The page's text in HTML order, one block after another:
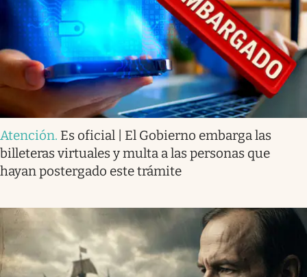
Atención. Es oficial | El Gobierno embarga las
billeteras virtuales y multa a las personas que
hayan postergado este trámite